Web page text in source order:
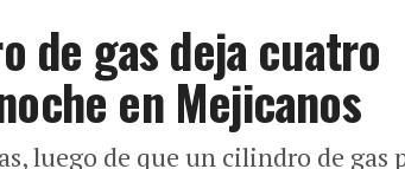
de gas deja cuatro
en Mejicanos
luego de que un cilindro de gas